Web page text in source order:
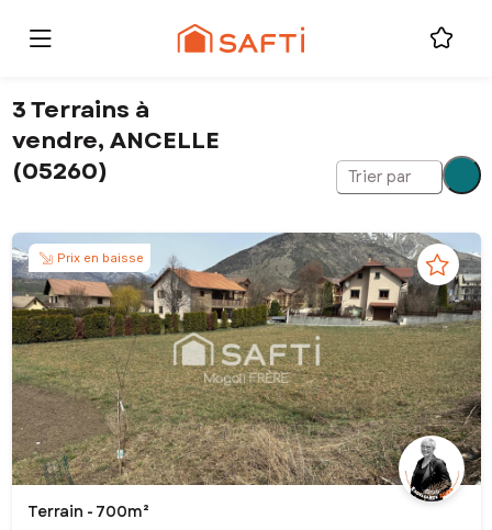
3 Terrains à
vendre, ANCELLE
(05260)
Trier par
Prix en baisse
Terrain - 700m²